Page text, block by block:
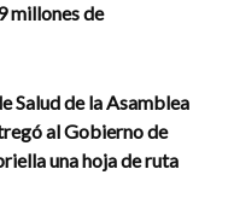
millones de
Salud de la Asamblea
al Gobierno de
una hoja de ruta